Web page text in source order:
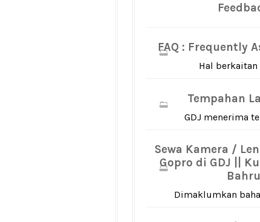
FAQ : Frequently
Hal berkaitan
Tempahan
GDJ menerima
Sewa Kamera /
Gopro di GDJ ||
Bahru
Dimaklumkan